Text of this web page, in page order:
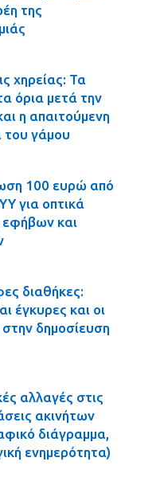
της
χηρείας: Τα
όρια μετά την
η απαιτούμενη
του γάμου
100 ευρώ από
για οπτικά
εφήβων και
διαθήκες:
έγκυρες και οι
δημοσίευση
αλλαγές στις
ακινήτων
διάγραμμα,
ενημερότητα)